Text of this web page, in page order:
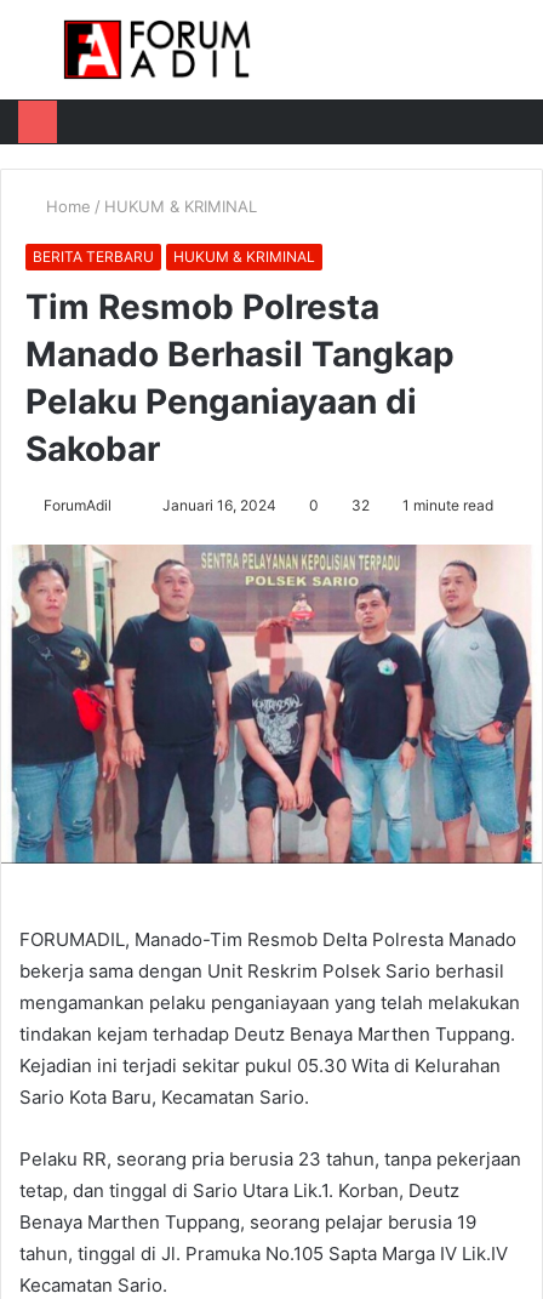
Menu
Home / HUKUM & KRIMINAL
BERITA TERBARU HUKUM & KRIMINAL
Tim Resmob Polresta
Manado Berhasil Tangkap
Pelaku Penganiayaan di
Sakobar
ForumAdil
email
Januari 16, 2024 0 32 1 minute read
FORUMADIL, Manado-Tim Resmob Delta Polresta Manado
bekerja sama dengan Unit Reskrim Polsek Sario berhasil
mengamankan pelaku penganiayaan yang telah melakukan
tindakan kejam terhadap Deutz Benaya Marthen Tuppang.
Kejadian ini terjadi sekitar pukul 05.30 Wita di Kelurahan
Sario Kota Baru, Kecamatan Sario.
Pelaku RR, seorang pria berusia 23 tahun, tanpa pekerjaan
tetap, dan tinggal di Sario Utara Lik.1. Korban, Deutz
Benaya Marthen Tuppang, seorang pelajar berusia 19
tahun, tinggal di Jl. Pramuka No.105 Sapta Marga IV Lik.IV
Kecamatan Sario.